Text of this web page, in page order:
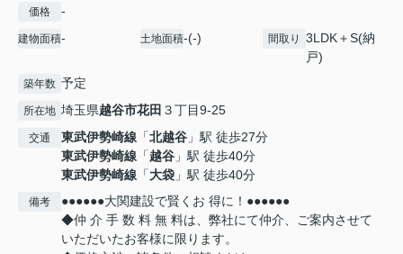
価格 -
建物面積- 土地面積-(-) 間取り
3LDK＋S(納
戸)
築年数 予定
所在地 埼玉県越谷市花田 ３丁目9-25
交通 東武伊勢崎線 「北越谷 」駅 徒歩27分
東武伊勢崎線 「越谷 」駅 徒歩40分
東武伊勢崎線 「大袋 」駅 徒歩40分
備考
●●●●●●大関建設で賢くお 得に！●●●●●●
◆仲 介 手 数 料 無 料は、弊社にて仲介、ご案内させて
いただいたお客様に限ります。